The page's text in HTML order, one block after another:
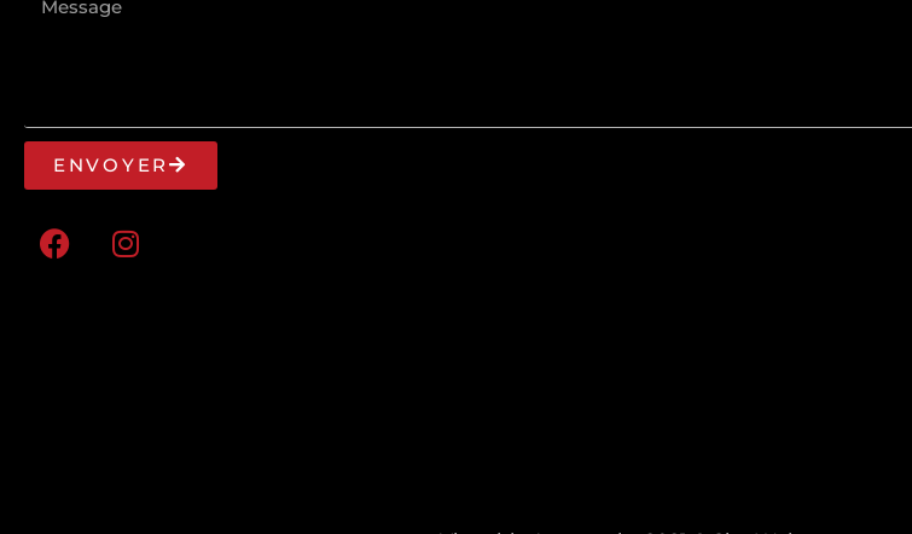
ENVOYER